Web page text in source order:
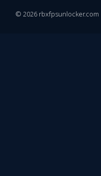
War สงคราม
© 2026 rbxfpsunlocker.com